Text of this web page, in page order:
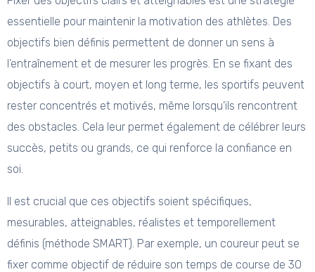
essentielle pour maintenir la motivation des athlètes. Des
objectifs bien définis permettent de donner un sens à
l’entraînement et de mesurer les progrès. En se fixant des
objectifs à court, moyen et long terme, les sportifs peuvent
rester concentrés et motivés, même lorsqu’ils rencontrent
des obstacles. Cela leur permet également de célébrer leurs
succès, petits ou grands, ce qui renforce la confiance en
soi.
Il est crucial que ces objectifs soient spécifiques,
mesurables, atteignables, réalistes et temporellement
définis (méthode SMART). Par exemple, un coureur peut se
fixer comme objectif de réduire son temps de course de 30